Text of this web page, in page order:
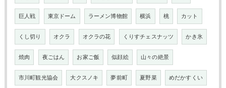
巨人戦 東京ドーム ラーメン博物館 横浜 桃 カット
くし切り オクラ オクラの花 くりすチェスナッツ かき氷
焼肉 夜ごはん お家ご飯 似顔絵 山々の絶景
市川町観光協会 大クスノキ 夢前町 夏野菜 めだかすくい